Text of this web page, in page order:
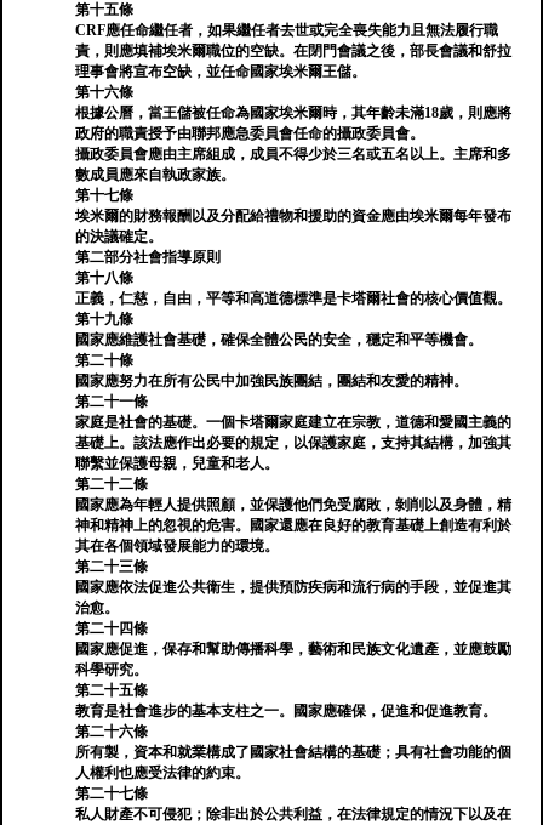
第十五條
CRF應任命繼任者，如果繼任者去世或完全喪失能力且無法履行職
責，則應填補埃米爾職位的空缺。在閉門會議之後，部長會議和舒拉
理事會將宣布空缺，並任命國家埃米爾王儲。
第十六條
根據公曆，當王儲被任命為國家埃米爾時，其年齡未滿18歲，則應將
政府的職責授予由聯邦應急委員會任命的攝政委員會。
攝政委員會應由主席組成，成員不得少於三名或五名以上。主席和多
數成員應來自執政家族。
第十七條
埃米爾的財務報酬以及分配給禮物和援助的資金應由埃米爾每年發布
的決議確定。
第二部分社會指導原則
第十八條
正義，仁慈，自由，平等和高道德標準是卡塔爾社會的核心價值觀。
第十九條
國家應維護社會基礎，確保全體公民的安全，穩定和平等機會。
第二十條
國家應努力在所有公民中加強民族團結，團結和友愛的精神。
第二十一條
家庭是社會的基礎。一個卡塔爾家庭建立在宗教，道德和愛國主義的
基礎上。該法應作出必要的規定，以保護家庭，支持其結構，加強其
聯繫並保護母親，兒童和老人。
第二十二條
國家應為年輕人提供照顧，並保護他們免受腐敗，剝削以及身體，精
神和精神上的忽視的危害。國家還應在良好的教育基礎上創造有利於
其在各個領域發展能力的環境。
第二十三條
國家應依法促進公共衛生，提供預防疾病和流行病的手段，並促進其
治愈。
第二十四條
國家應促進，保存和幫助傳播科學，藝術和民族文化遺產，並應鼓勵
科學研究。
第二十五條
教育是社會進步的基本支柱之一。國家應確保，促進和促進教育。
第二十六條
所有製，資本和就業構成了國家社會結構的基礎；具有社會功能的個
人權利也應受法律的約束。
第二十七條
私人財產不可侵犯；除非出於公共利益，在法律規定的情況下以及在